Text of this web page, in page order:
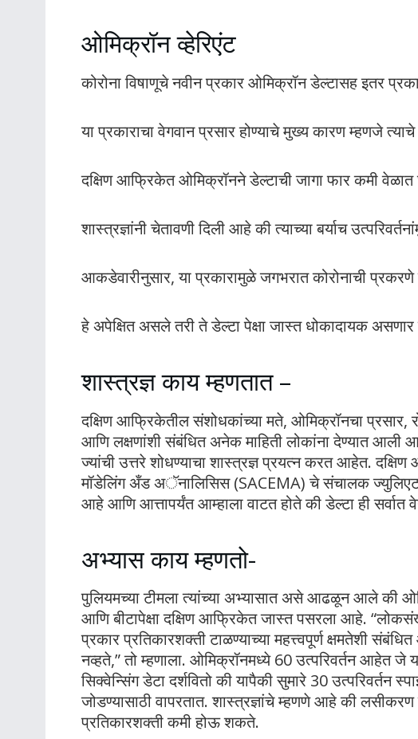
ओमिक्रॉन व्हेरिएंट
कोरोना विषाणूचे नवीन प्रकार ओमिक्रॉन डेल्टासह इतर
या प्रकाराचा वेगवान प्रसार होण्याचे मुख्य कारण म्हणजे
दक्षिण आफ्रिकेत ओमिक्रॉनने डेल्टाची जागा फार कमी
शास्त्रज्ञांनी चेतावणी दिली आहे की त्याच्या बर्याच
आकडेवारीनुसार, या प्रकारामुळे जगभरात कोरोनाची
हे अपेक्षित असले तरी ते डेल्टा पेक्षा जास्त धोकादायक असणार
शास्त्रज्ञ काय म्हणतात –
दक्षिण आफ्रिकेतील संशोधकांच्या मते, ओमिक्रॉनचा प्रसार,
आणि लक्षणांशी संबंधित अनेक माहिती लोकांना देण्यात
ज्यांची उत्तरे शोधण्याचा शास्त्रज्ञ प्रयत्न करत आहेत.
मॉडेलिंग अँड अॅनालिसिस (SACEMA) चे संचालक ज्युलिएट
आहे आणि आत्तापर्यंत आम्हाला वाटत होते की डेल्टा ही
अभ्यास काय म्हणतो-
पुलियमच्या टीमला त्यांच्या अभ्यासात असे आढळून आले की
आणि बीटापेक्षा दक्षिण आफ्रिकेत जास्त पसरला आहे.
प्रकार प्रतिकारशक्ती टाळण्याच्या महत्त्वपूर्ण क्षमतेशी
नव्हते,” तो म्हणाला. ओमिक्रॉनमध्ये 60 उत्परिवर्तन आहेत जे
सिक्वेन्सिंग डेटा दर्शवितो की यापैकी सुमारे 30 उत्परिवर्तन
जोडण्यासाठी वापरतात. शास्त्रज्ञांचे म्हणणे आहे की
प्रतिकारशक्ती कमी होऊ शकते.